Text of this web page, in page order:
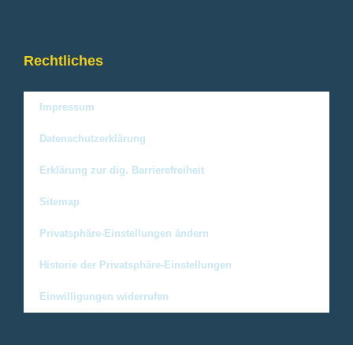
Rechtliches
Impressum
Datenschutzerklärung
Erklärung zur dig. Barrierefreiheit
Sitemap
Privatsphäre-Einstellungen ändern
Historie der Privatsphäre-Einstellungen
Einwilligungen widerrufen